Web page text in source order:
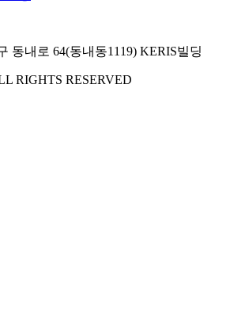
동내로 64(동내동1119) KERIS빌딩
RIGHTS RESERVED